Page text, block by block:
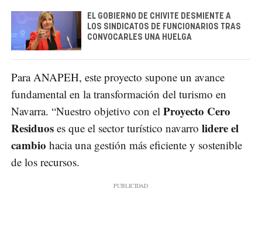
EL GOBIERNO DE CHIVITE DESMIENTE A
LOS SINDICATOS DE FUNCIONARIOS TRAS
CONVOCARLES UNA HUELGA
Para ANAPEH, este proyecto supone un avance
fundamental en la transformación del turismo en
Navarra. “Nuestro objetivo con el Proyecto Cero
Residuos es que el sector turístico navarro lidere el
cambio hacia una gestión más eficiente y sostenible
de los recursos.